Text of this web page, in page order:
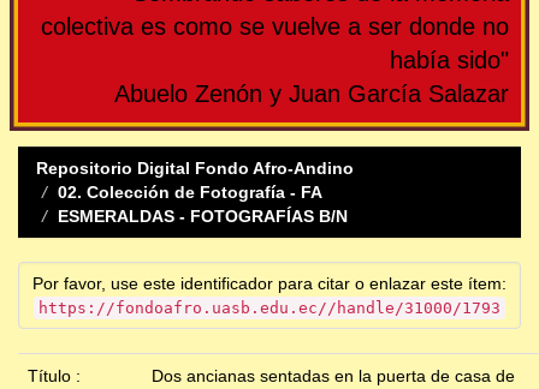
colectiva es como se vuelve a ser donde no
había sido"
Abuelo Zenón y Juan García Salazar
Repositorio Digital Fondo Afro-Andino
02. Colección de Fotografía - FA
ESMERALDAS - FOTOGRAFÍAS B/N
Por favor, use este identificador para citar o enlazar este ítem:
https://fondoafro.uasb.edu.ec//handle/31000/1793
Título :
Dos ancianas sentadas en la puerta de casa de